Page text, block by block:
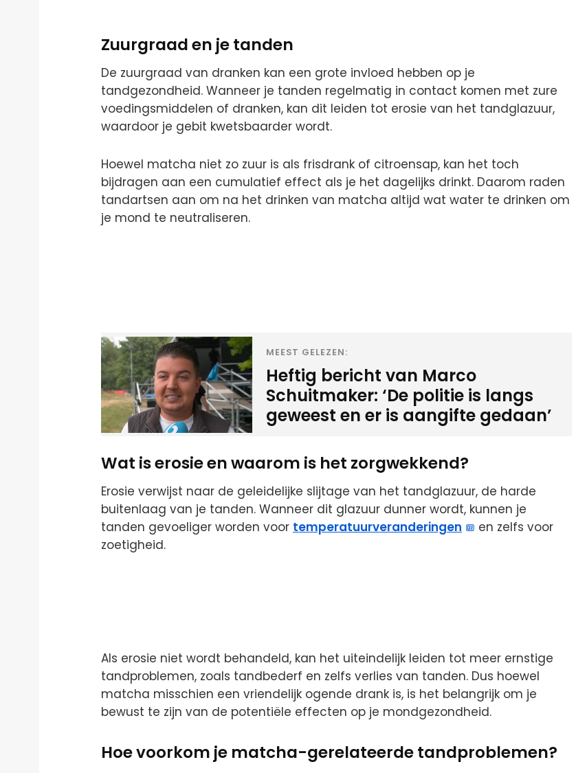
Zuurgraad en je tanden
De zuurgraad van dranken kan een grote invloed hebben op je
tandgezondheid. Wanneer je tanden regelmatig in contact komen met zure
voedingsmiddelen of dranken, kan dit leiden tot erosie van het tandglazuur,
waardoor je gebit kwetsbaarder wordt.
Hoewel matcha niet zo zuur is als frisdrank of citroensap, kan het toch
bijdragen aan een cumulatief effect als je het dagelijks drinkt. Daarom raden
tandartsen aan om na het drinken van matcha altijd wat water te drinken om
je mond te neutraliseren.
MEEST GELEZEN:
Heftig bericht van Marco
Schuitmaker: ‘De politie is langs
geweest en er is aangifte gedaan’
Wat is erosie en waarom is het zorgwekkend?
Erosie verwijst naar de geleidelijke slijtage van het tandglazuur, de harde
buitenlaag van je tanden. Wanneer dit glazuur dunner wordt, kunnen je
tanden gevoeliger worden voor temperatuurveranderingen
en zelfs voor
zoetigheid.
Als erosie niet wordt behandeld, kan het uiteindelijk leiden tot meer ernstige
tandproblemen, zoals tandbederf en zelfs verlies van tanden. Dus hoewel
matcha misschien een vriendelijk ogende drank is, is het belangrijk om je
bewust te zijn van de potentiële effecten op je mondgezondheid.
Hoe voorkom je matcha-gerelateerde tandproblemen?